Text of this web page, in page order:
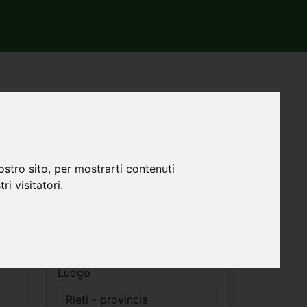
sito, per mostrarti contenuti
visitatori.
Filtri ricerca
Luogo